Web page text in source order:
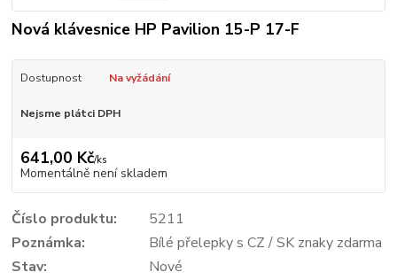
Nová klávesnice HP Pavilion 15-P 17-F
Dostupnost Na vyžádání
Nejsme plátci DPH
641,00 Kč/ks
Momentálně není skladem
Číslo produktu:
5211
Poznámka:
Bílé přelepky s CZ / SK znaky zdarma
Stav:
Nové